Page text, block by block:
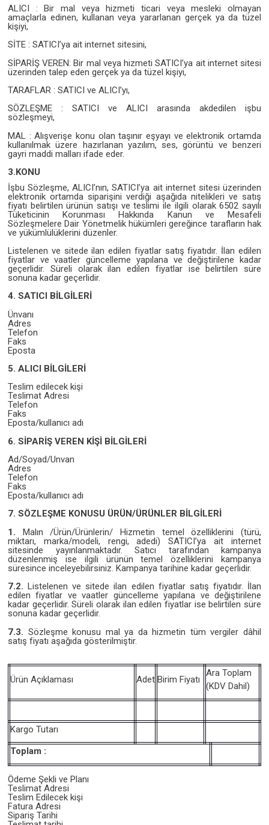
ALICI : Bir mal veya hizmeti ticari veya mesleki olmayan
amaçlarla edinen, kullanan veya yararlanan gerçek ya da tüzel
kişiyi,
SİTE : SATICI’ya ait internet sitesini,
SİPARİŞ VEREN: Bir mal veya hizmeti SATICI’ya ait internet sitesi
üzerinden talep eden gerçek ya da tüzel kişiyi,
TARAFLAR : SATICI ve ALICI’yı,
SÖZLEŞME : SATICI ve ALICI arasında akdedilen işbu
sözleşmeyi,
MAL : Alışverişe konu olan taşınır eşyayı ve elektronik ortamda
kullanılmak üzere hazırlanan yazılım, ses, görüntü ve benzeri
gayri maddi malları ifade eder.
3.KONU
İşbu Sözleşme, ALICI’nın, SATICI’ya ait internet sitesi üzerinden
elektronik ortamda siparişini verdiği aşağıda nitelikleri ve satış
fiyatı belirtilen ürünün satışı ve teslimi ile ilgili olarak 6502 sayılı
Tüketicinin Korunması Hakkında Kanun ve Mesafeli
Sözleşmelere Dair Yönetmelik hükümleri gereğince tarafların hak
ve yükümlülüklerini düzenler.
Listelenen ve sitede ilan edilen fiyatlar satış fiyatıdır. İlan edilen
fiyatlar ve vaatler güncelleme yapılana ve değiştirilene kadar
geçerlidir. Süreli olarak ilan edilen fiyatlar ise belirtilen süre
sonuna kadar geçerlidir.
4. SATICI BİLGİLERİ
Ünvanı
Adres
Telefon
Faks
Eposta
5. ALICI BİLGİLERİ
Teslim edilecek kişi
Teslimat Adresi
Telefon
Faks
Eposta/kullanıcı adı
6. SİPARİŞ VEREN KİŞİ BİLGİLERİ
Ad/Soyad/Unvan
Adres
Telefon
Faks
Eposta/kullanıcı adı
7. SÖZLEŞME KONUSU ÜRÜN/ÜRÜNLER BİLGİLERİ
1. Malın /Ürün/Ürünlerin/ Hizmetin temel özelliklerini (türü,
miktarı, marka/modeli, rengi, adedi) SATICI’ya ait internet
sitesinde yayınlanmaktadır. Satıcı tarafından kampanya
düzenlenmiş ise ilgili ürünün temel özelliklerini kampanya
süresince inceleyebilirsiniz. Kampanya tarihine kadar geçerlidir.
7.2. Listelenen ve sitede ilan edilen fiyatlar satış fiyatıdır. İlan
edilen fiyatlar ve vaatler güncelleme yapılana ve değiştirilene
kadar geçerlidir. Süreli olarak ilan edilen fiyatlar ise belirtilen süre
sonuna kadar geçerlidir.
7.3. Sözleşme konusu mal ya da hizmetin tüm vergiler dâhil
satış fiyatı aşağıda gösterilmiştir.
Ürün Açıklaması Adet Birim Fiyatı
Ara Toplam
(KDV Dahil)
Kargo Tutarı
Toplam :
Ödeme Şekli ve Planı
Teslimat Adresi
Teslim Edilecek kişi
Fatura Adresi
Sipariş Tarihi